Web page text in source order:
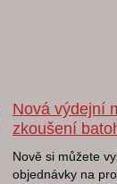
Nová výdejní
zkoušení
Nově si můžete
objednávky na